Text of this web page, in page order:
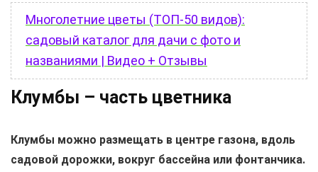
Многолетние цветы (ТОП-50 видов):
садовый каталог для дачи с фото и
названиями | Видео + Отзывы
Клумбы – часть цветника
Клумбы можно размещать в центре газона, вдоль
садовой дорожки, вокруг бассейна или фонтанчика.